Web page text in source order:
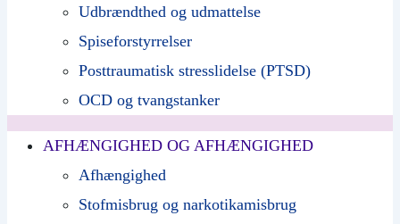
Udbrændthed og udmattelse
Spiseforstyrrelser
Posttraumatisk stresslidelse (PTSD)
OCD og tvangstanker
AFHÆNGIGHED OG AFHÆNGIGHED
Afhængighed
Stofmisbrug og narkotikamisbrug